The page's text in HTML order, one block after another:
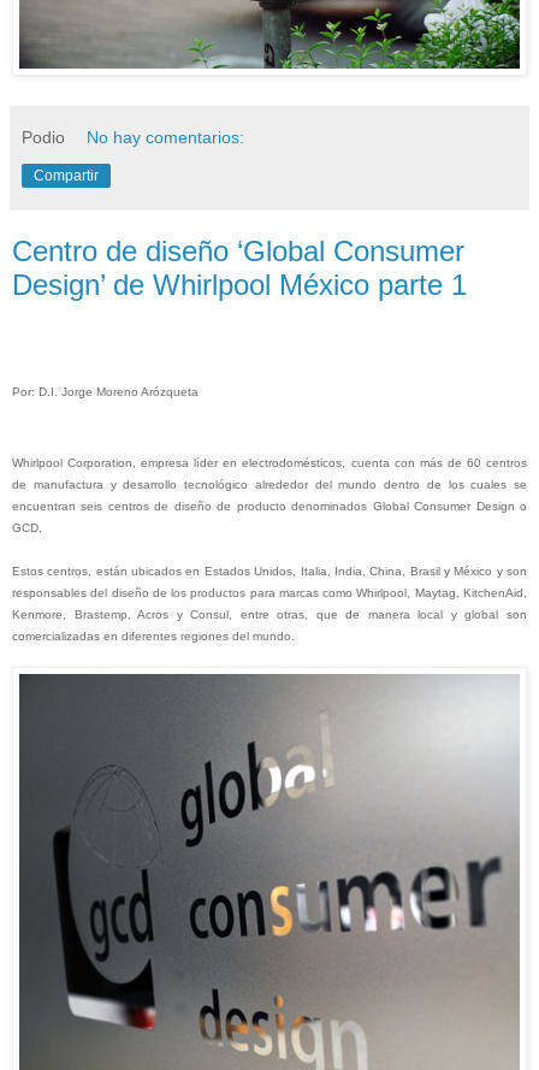
Podio No hay comentarios:
Compartir
Centro de diseño ‘Global Consumer
Design’ de Whirlpool México parte 1
Por: D.I. Jorge Moreno Arózqueta
Whirlpool Corporation, empresa líder en electrodomésticos, cuenta con más de 60 centros
de manufactura y desarrollo tecnológico alrededor del mundo dentro de los cuales se
encuentran seis centros de diseño de producto denominados Global Consumer Design o
GCD.
Estos centros, están ubicados en Estados Unidos, Italia, India, China, Brasil y México y son
responsables del diseño de los productos para marcas como Whirlpool, Maytag, KitchenAid,
Kenmore, Brastemp, Acros y Consul, entre otras, que de manera local y global son
comercializadas en diferentes regiones del mundo.